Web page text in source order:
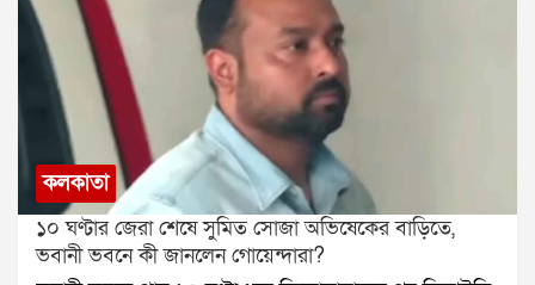
কলকাতা
১০ ঘণ্টার জেরা শেষে সুমিত সোজা অভিষেকের বাড়িতে,
ভবানী ভবনে কী জানলেন গোয়েন্দারা?